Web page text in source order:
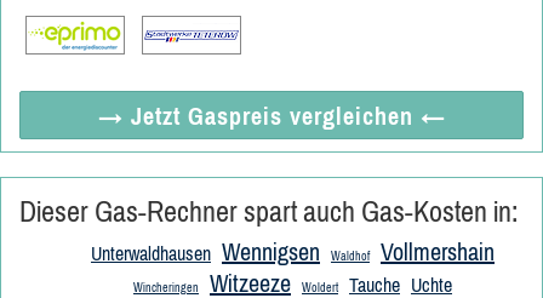
→ Jetzt Gaspreis vergleichen ←
Dieser Gas-Rechner spart auch Gas-Kosten in:
Unterwaldhausen Wennigsen Waldhof Vollmershain
Wincheringen Witzeeze Woldert Tauche Uchte